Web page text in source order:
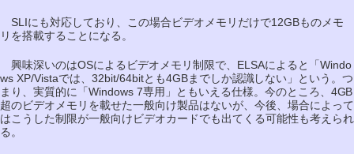
SLIにも対応しており、この場合ビデオメモリだけで12GBものメモ
リを搭載することになる。
興味深いのはOSによるビデオメモリ制限で、ELSAによると「Windo
ws XP/Vistaでは、32bit/64bitとも4GBまでしか認識しない」という。つ
まり、実質的に「Windows 7専用」ともいえる仕様。今のところ、4GB
超のビデオメモリを載せた一般向け製品はないが、今後、場合によって
はこうした制限が一般向けビデオカードでも出てくる可能性も考えられ
る。